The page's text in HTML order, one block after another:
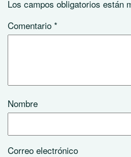
Los campos obligatorios están
Comentario *
Nombre
Correo electrónico